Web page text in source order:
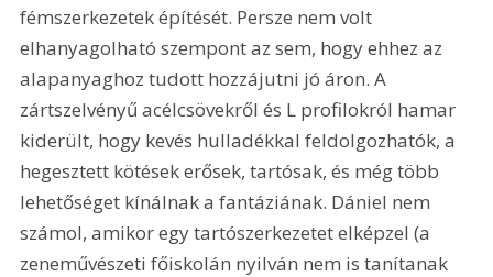
fémszerkezetek építését. Persze nem volt
elhanyagolható szempont az sem, hogy ehhez az
alapanyaghoz tudott hozzájutni jó áron. A
zártszelvényű acélcsövekről és L profilokról hamar
kiderült, hogy kevés hulladékkal feldolgozhatók, a
hegesztett kötések erősek, tartósak, és még több
lehetőséget kínálnak a fantáziának. Dániel nem
számol, amikor egy tartószerkezetet elképzel (a
zeneművészeti főiskolán nyilván nem is tanítanak